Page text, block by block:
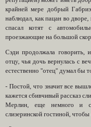
крайней мере добрый
наблюдал, как пацан во дворе,
спасал котят с
проезжающие на большой
Сэди продолжала говорить,
отцу, чья дочь вернулась с
естественно "отец" думал бы
- Постой, что значит все
кажется сбивчивый рассказ
Мерлин, еще немного и с
слизеринской гостиной, чтобы